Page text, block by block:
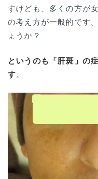
すけども、多くの方が
の考え方が一般的です
ょうか？
というのも「肝斑」の
す。